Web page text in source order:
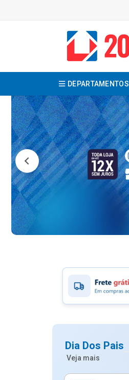
DEPARTAMENTOS
Dia Dos Pais
Veja mais